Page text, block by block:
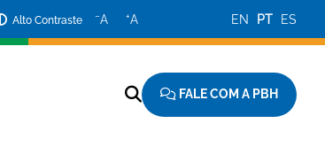
Alto Contraste −A +A EN PT ES
FALE COM A PBH